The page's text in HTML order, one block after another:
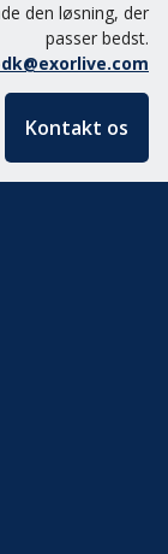
den løsning, der
passer bedst.
Kontakt os